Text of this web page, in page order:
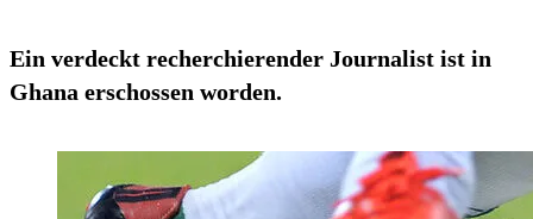
Ein verdeckt recherchierender Journalist ist in
Ghana erschossen worden.